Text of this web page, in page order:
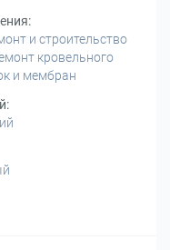
и строительство
кровельного
и мембран